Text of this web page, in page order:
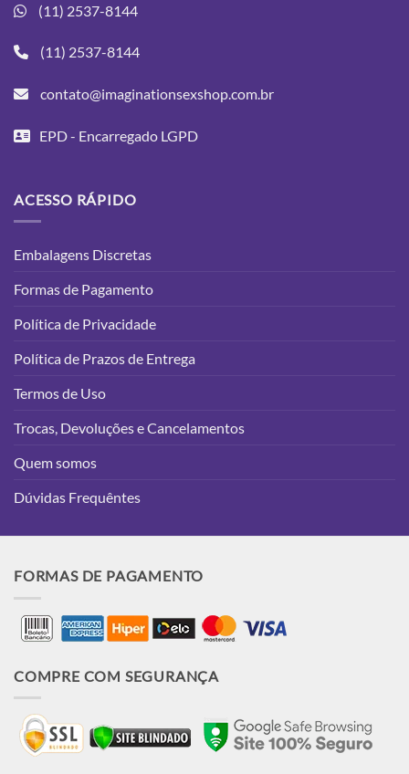
(11) 2537-8144
(11) 2537-8144
contato@imaginationsexshop.com.br
EPD - Encarregado LGPD
ACESSO RÁPIDO
Embalagens Discretas
Formas de Pagamento
Política de Privacidade
Política de Prazos de Entrega
Termos de Uso
Trocas, Devoluções e Cancelamentos
Quem somos
Dúvidas Frequêntes
FORMAS DE PAGAMENTO
COMPRE COM SEGURANÇA